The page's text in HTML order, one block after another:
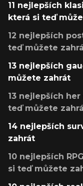
11 nejlepších
která si teď
12 nejlepších
teď můžete
13 nejlepších
můžete zahrát
13 nejlepších
teď můžete
14 nejlepších
zahrát
10 nejlepších
si teď můžete